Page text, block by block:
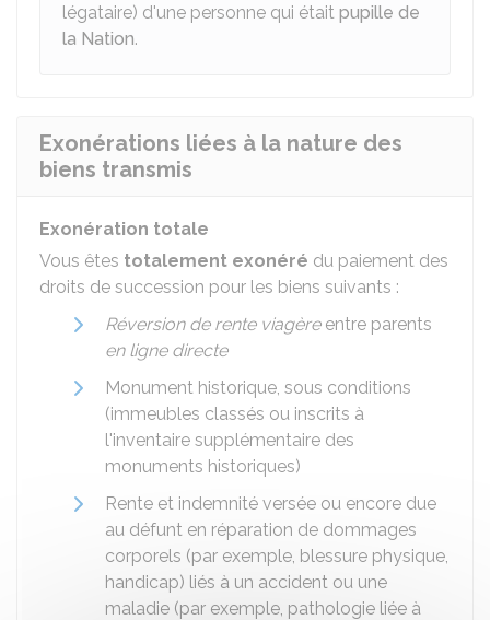
légataire) d'une personne qui était pupille de
la Nation.
Exonérations liées à la nature des
biens transmis
Exonération totale
Vous êtes totalement exonéré du paiement des
droits de succession pour les biens suivants :
Réversion de rente viagèreentre parents
en ligne directe
Monument historique, sous conditions
(immeubles classés ou inscrits à
l'inventaire supplémentaire des
monuments historiques)
Rente et indemnité versée ou encore due
au défunt en réparation de dommages
corporels (par exemple, blessure physique,
handicap) liés à un accident ou une
maladie (par exemple, pathologie liée à